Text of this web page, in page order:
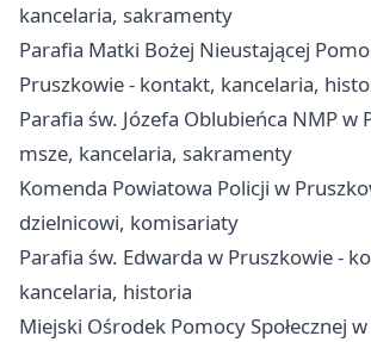
kancelaria, sakramenty
Parafia Matki Bożej Nieustającej
Pruszkowie - kontakt, kancelaria,
Parafia św. Józefa Oblubieńca NMP w
msze, kancelaria, sakramenty
Komenda Powiatowa Policji w
dzielnicowi, komisariaty
Parafia św. Edwarda w Pruszkowie -
kancelaria, historia
Miejski Ośrodek Pomocy Społecznej